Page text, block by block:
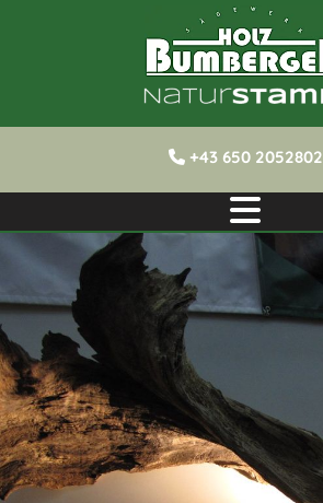
 +43 650 2052802